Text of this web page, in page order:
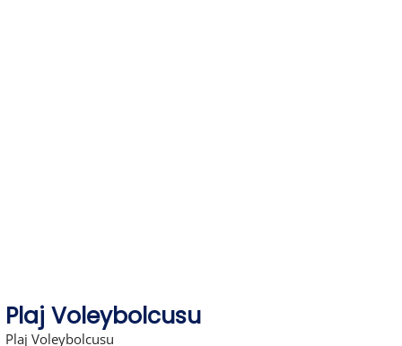
Plaj Voleybolcusu
Plaj Voleybolcusu